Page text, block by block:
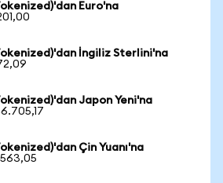
Euro'na
İngiliz Sterlini'na
Japon Yeni'na
Çin Yuanı'na